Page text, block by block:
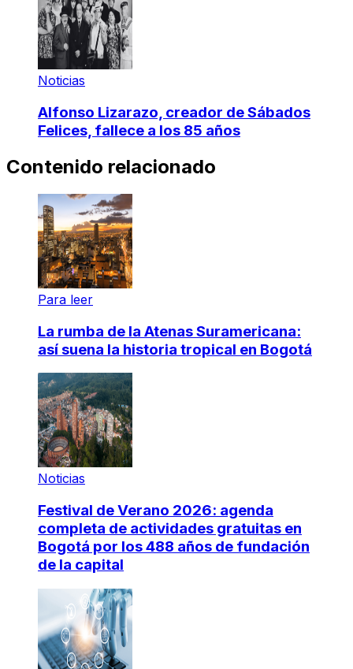
Noticias
Alfonso Lizarazo, creador de Sábados
Felices, fallece a los 85 años
Contenido relacionado
Para leer
La rumba de la Atenas Suramericana:
así suena la historia tropical en Bogotá
Noticias
Festival de Verano 2026: agenda
completa de actividades gratuitas en
Bogotá por los 488 años de fundación
de la capital